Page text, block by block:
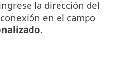
la dirección del
en el campo
.